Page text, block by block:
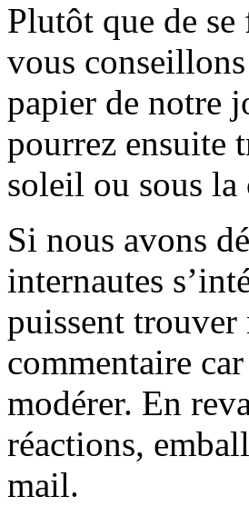
Plutôt que de
vous
papier de notre
pourrez ensuite
soleil ou sous la
Si nous avons
internautes
puissent trouver
commentaire
modérer. En
réactions,
mail.